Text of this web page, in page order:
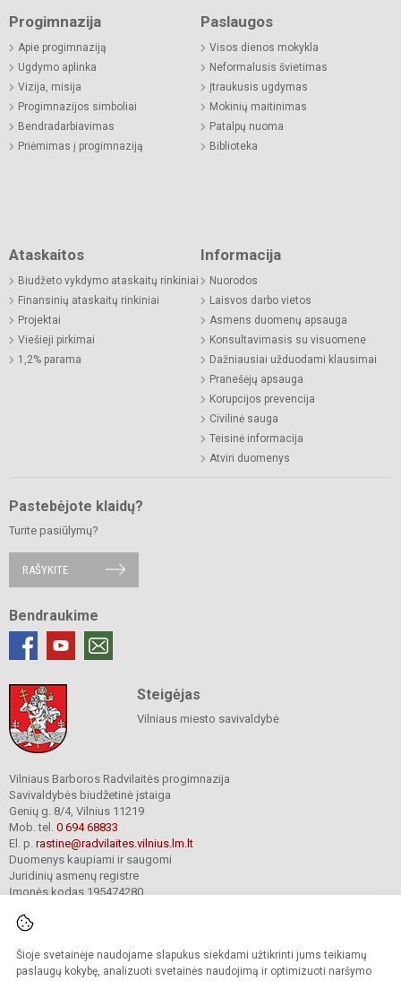
Šioje svetainėje naudojame slapukus siekdami užtikrinti jums teikiamų
paslaugų kokybę, analizuoti svetainės naudojimą ir optimizuoti naršymo
Progimnazija
Apie progimnaziją
Ugdymo aplinka
Vizija, misija
Progimnazijos simboliai
Bendradarbiavimas
Priėmimas į progimnaziją
Paslaugos
Visos dienos mokykla
Neformalusis švietimas
Įtraukusis ugdymas
Mokinių maitinimas
Patalpų nuoma
Biblioteka
Ataskaitos
Biudžeto vykdymo ataskaitų rinkiniai
Finansinių ataskaitų rinkiniai
Projektai
Viešieji pirkimai
1,2% parama
Informacija
Nuorodos
Laisvos darbo vietos
Asmens duomenų apsauga
Konsultavimasis su visuomene
Dažniausiai užduodami klausimai
Pranešėjų apsauga
Korupcijos prevencija
Civilinė sauga
Teisinė informacija
Atviri duomenys
Pastebėjote klaidų?
Turite pasiūlymų?
RAŠYKITE
Bendraukime
Steigėjas
Vilniaus miesto savivaldybė
Vilniaus Barboros Radvilaitės progimnazija
Savivaldybės biudžetinė įstaiga
Genių g. 8/4, Vilnius 11219
Mob. tel. 0 694 68833
El. p. rastine@radvilaites.vilnius.lm.lt
Duomenys kaupiami ir saugomi
Juridinių asmenų registre
Įmonės kodas 195474280
© 2023. Vilniaus Barboros Radvilaitės progimnazija. Visos teisės saugomos.
Kopijuoti turinį be raštiško įstaigos administracijos sutikimo griežtai draudžiama.